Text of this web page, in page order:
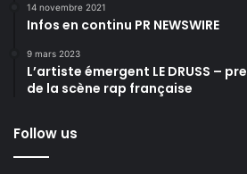
14 novembre 2021
Infos en continu PR NEWSWIRE
9 mars 2023
L’artiste émergent LE DRUSS –
de la scène rap française
Follow us